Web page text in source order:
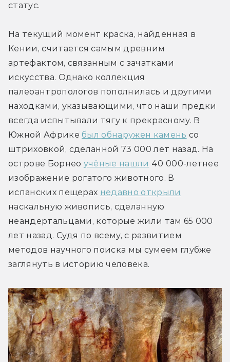
статус.
На текущий момент краска, найденная в
Кении, считается самым древним
артефактом, связанным с зачатками
искусства. Однако коллекция
палеоантропологов пополнилась и другими
находками, указывающими, что наши предки
всегда испытывали тягу к прекрасному. В
Южной Африке был обнаружен камень со
штриховкой, сделанной 73 000 лет назад. На
острове Борнео учёные нашли 40 000-летнее
изображение рогатого животного. В
испанских пещерах недавно открыли
наскальную живопись, сделанную
неандертальцами, которые жили там 65 000
лет назад. Судя по всему, с развитием
методов научного поиска мы сумеем глубже
заглянуть в историю человека.